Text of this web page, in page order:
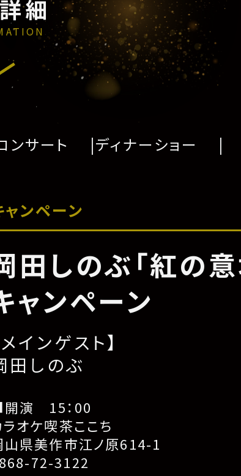
細
ンサート ディナーショー
ャンペーン
田しのぶ「紅の意
ャンペーン
メインゲスト】
田しのぶ
演 15：00
ラオケ喫茶ここち
山県美作市江ノ原614-1
72-3122